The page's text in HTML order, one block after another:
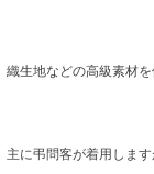
生地などの高級素材
に弔問客が着用します